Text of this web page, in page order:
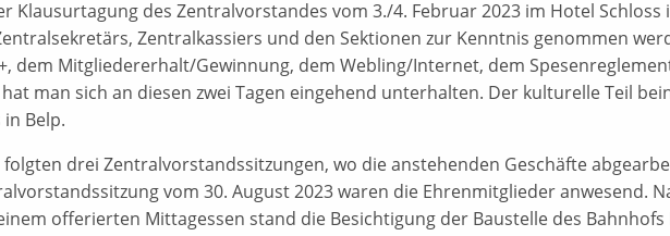
Klausurtagung des Zentralvorstandes vom 3./4. Februar 2023 im Hotel
Zentralkassiers und den Sektionen zur Kenntnis genommen
dem Mitgliedererhalt/Gewinnung, dem Webling/Internet, dem
man sich an diesen zwei Tagen eingehend unterhalten. Der kulturelle Teil
in Belp.
folgten drei Zentralvorstandssitzungen, wo die anstehenden Geschäfte
vom 30. August 2023 waren die Ehrenmitglieder anwesend.
offerierten Mittagessen stand die Besichtigung der Baustelle des